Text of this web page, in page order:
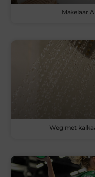
Makelaar
Weg met